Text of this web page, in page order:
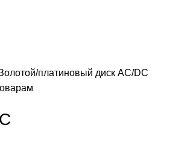
платиновый диск AC/DC